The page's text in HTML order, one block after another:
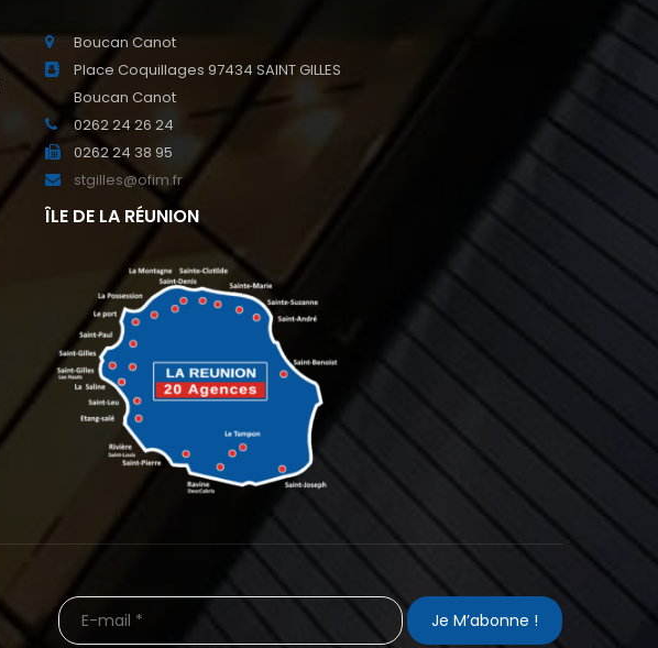
Boucan Canot
Place Coquillages 97434 SAINT GILLES
Boucan Canot
0262 24 26 24
0262 24 38 95
stgilles@ofim.fr
ÎLE DE LA RÉUNION